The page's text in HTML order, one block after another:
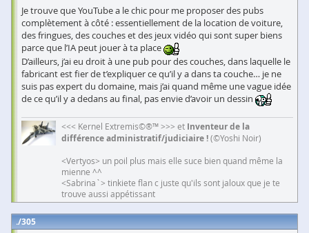
Je trouve que YouTube a le chic pour me proposer des pubs
complètement à côté : essentiellement de la location de voiture,
des fringues, des couches et des jeux vidéo qui sont super biens
parce que l’IA peut jouer à ta place
D’ailleurs, j’ai eu droit à une pub pour des couches, dans laquelle le
fabricant est fier de t’expliquer ce qu’il y a dans ta couche… je ne
suis pas expert du domaine, mais j’ai quand même une vague idée
de ce qu’il y a dedans au final, pas envie d’avoir un dessin
<<< Kernel Extremis©®™ >>> et Inventeur de la
différence administratif/judiciaire !(©Yoshi Noir)
<Vertyos> un poil plus mais elle suce bien quand même la
mienne ^^
<Sabrina`> tinkiete flan c juste qu'ils sont jaloux que je te
trouve aussi appétissant
305